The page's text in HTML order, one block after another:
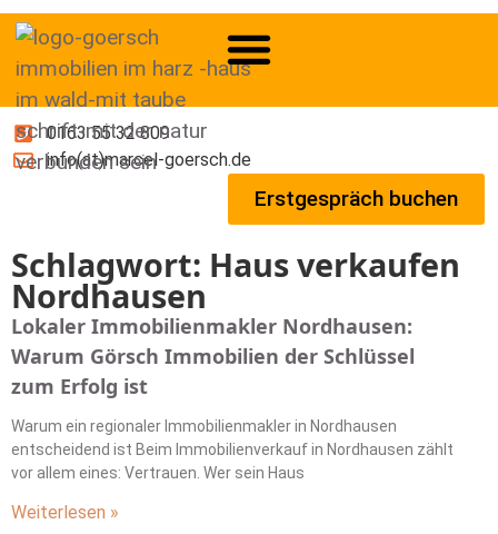
0163 55 32 809
info(at)marcel-goersch.de
Erstgespräch buchen
Schlagwort: Haus verkaufen
Nordhausen
Lokaler Immobilienmakler Nordhausen:
Warum Görsch Immobilien der Schlüssel
zum Erfolg ist
Warum ein regionaler Immobilienmakler in Nordhausen
entscheidend ist Beim Immobilienverkauf in Nordhausen zählt
vor allem eines: Vertrauen. Wer sein Haus
Weiterlesen »